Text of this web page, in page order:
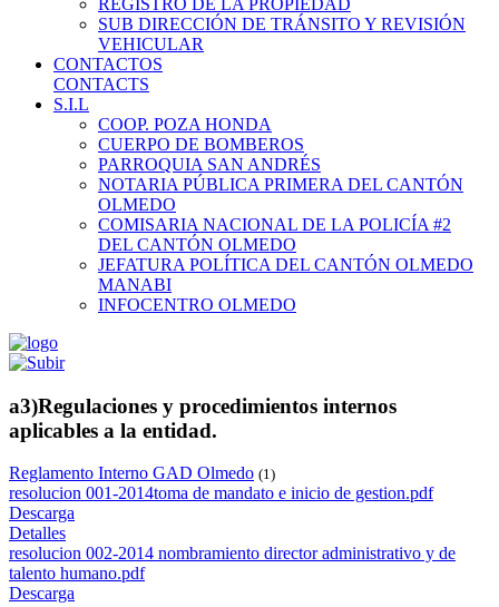
REGISTRO DE LA PROPIEDAD
SUB DIRECCIÓN DE TRÁNSITO Y REVISIÓN
VEHICULAR
CONTACTOS
CONTACTS
S.I.L
COOP. POZA HONDA
CUERPO DE BOMBEROS
PARROQUIA SAN ANDRÉS
NOTARIA PÚBLICA PRIMERA DEL CANTÓN
OLMEDO
COMISARIA NACIONAL DE LA POLICÍA #2
DEL CANTÓN OLMEDO
JEFATURA POLÍTICA DEL CANTÓN OLMEDO
MANABI
INFOCENTRO OLMEDO
a3)Regulaciones y procedimientos internos
aplicables a la entidad.
Reglamento Interno GAD Olmedo (1)
resolucion 001-2014toma de mandato e inicio de gestion.pdf
Descarga
Detalles
resolucion 002-2014 nombramiento director administrativo y de
talento humano.pdf
Descarga